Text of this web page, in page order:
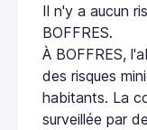
Il n'y a aucun
BOFFRES.
À BOFFRES,
des risques
habitants. La
surveillée par